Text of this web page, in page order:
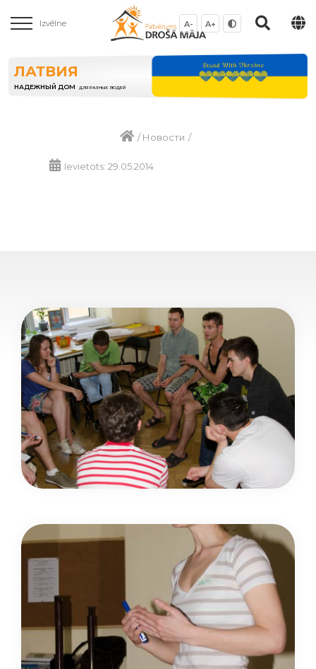
Izvēlne A- A+
ЛАТВИЯ
НАДЕЖНЫЙ ДОМ ДЛЯ РАЗНЫХ ЛЮДЕЙ
/Новости /
Ievietots: 29.05.2014